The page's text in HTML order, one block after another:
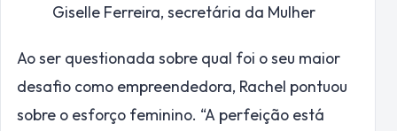
Giselle Ferreira, secretária da Mulher
Ao ser questionada sobre qual foi o seu maior
desafio como empreendedora, Rachel pontuou
sobre o esforço feminino. “A perfeição está